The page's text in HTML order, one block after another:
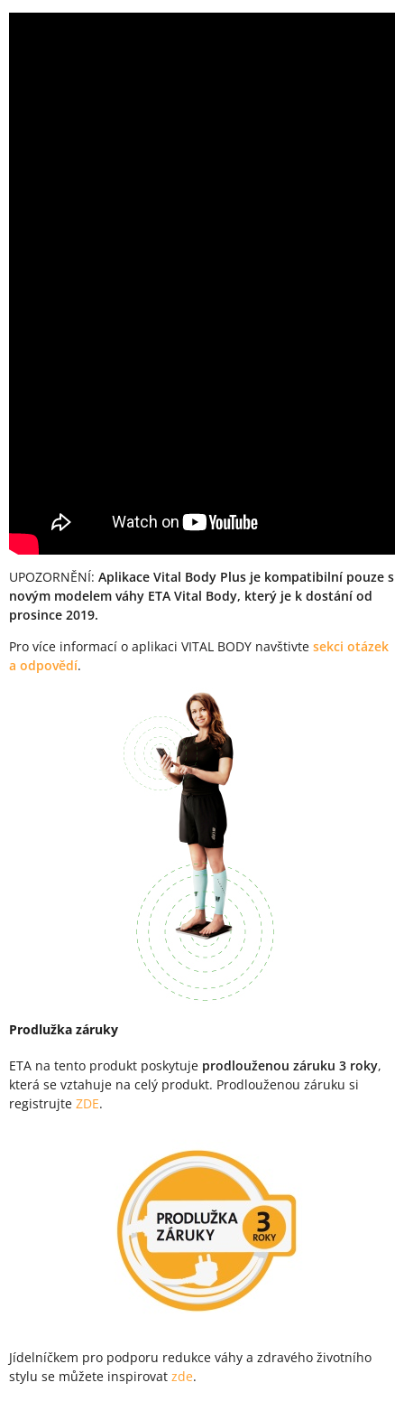
UPOZORNĚNÍ: Aplikace Vital Body Plus je kompatibilní pouze s
novým modelem váhy ETA Vital Body, který je k dostání od
prosince 2019.
Pro více informací o aplikaci VITAL BODY navštivte sekci otázek
a odpovědí.
Prodlužka záruky
ETA na tento produkt poskytuje prodlouženou záruku 3 roky,
která se vztahuje na celý produkt. Prodlouženou záruku si
registrujte ZDE.
Jídelníčkem pro podporu redukce váhy a zdravého životního
stylu se můžete inspirovat zde.